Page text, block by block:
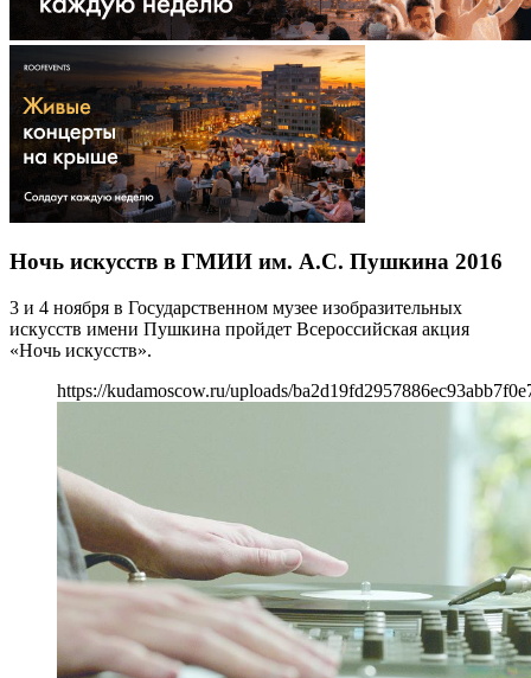
Ночь искусств в ГМИИ им. А.С. Пушкина 2016
3 и 4 ноября в Государственном музее изобразительных
искусств имени Пушкина пройдет Всероссийская акция
«Ночь искусств».
https://kudamoscow.ru/uploads/